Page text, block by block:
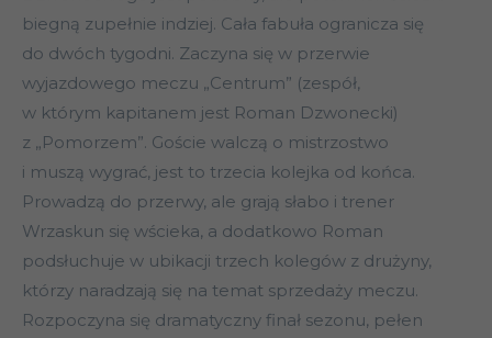
biegną zupełnie indziej. Cała fabuła ogranicza się
do dwóch tygodni. Zaczyna się w przerwie
wyjazdowego meczu „Centrum” (zespół,
w którym kapitanem jest Roman Dzwonecki)
z „Pomorzem”. Goście walczą o mistrzostwo
i muszą wygrać, jest to trzecia kolejka od końca.
Prowadzą do przerwy, ale grają słabo i trener
Wrzaskun się wścieka, a dodatkowo Roman
podsłuchuje w ubikacji trzech kolegów z drużyny,
którzy naradzają się na temat sprzedaży meczu.
Rozpoczyna się dramatyczny finał sezonu, pełen